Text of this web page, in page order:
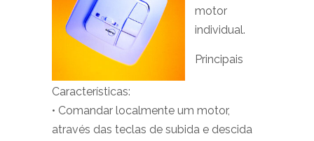
motor
individual.
Principais
Características:
• Comandar localmente um motor,
através das teclas de subida e descida